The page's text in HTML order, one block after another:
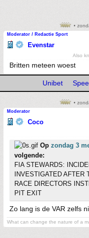
•
Moderator / Redactie Sport
Evenstar
Also
Britten meteen woest
Unibet
•
Moderator
Coco
Op zondag 3
volgende:
FIA STEWARDS:
INVESTIGATED AFTER
RACE DIRECTORS
PIT EXIT
Zo lang is de VAR zelfs
What can change the nature of a